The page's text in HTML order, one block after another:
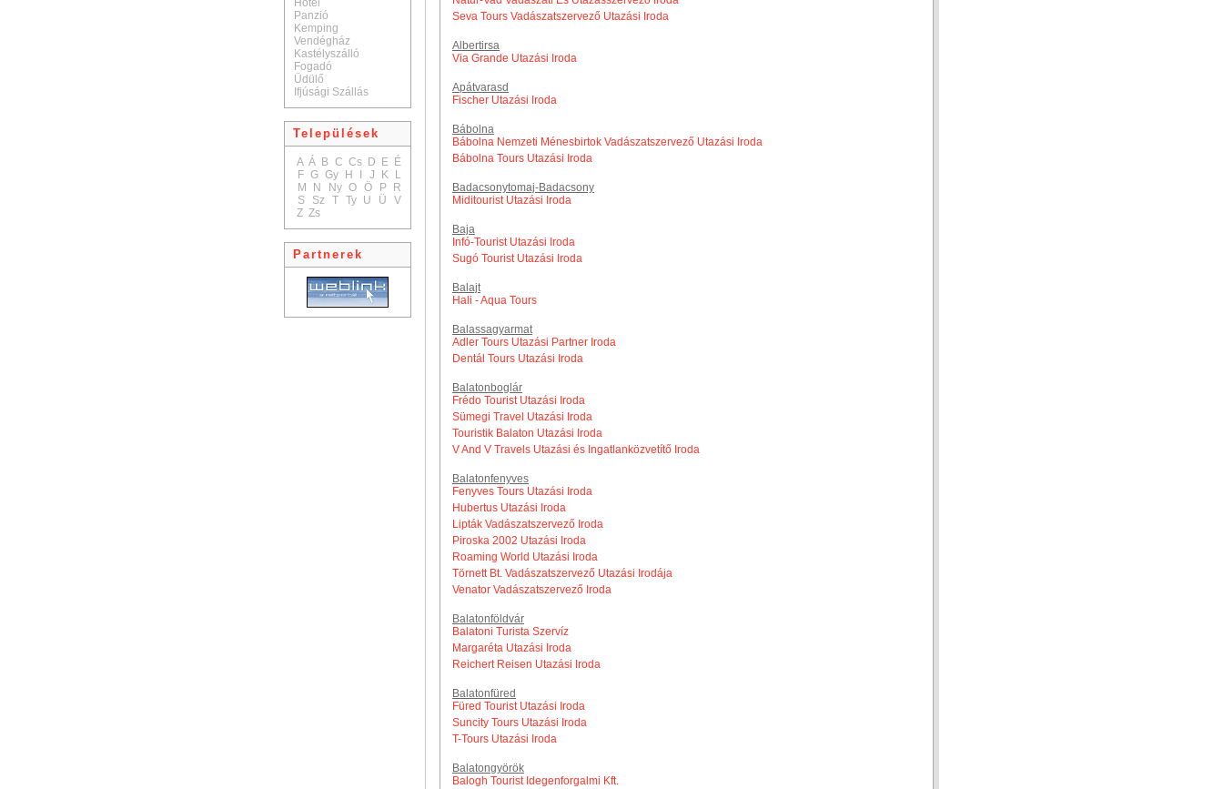
Hotel
Panzió
Kemping
Vendégház
Kastélyszálló
Fogadó
Üdülő
Ifjúsági Szállás
Települések
A Á B C Cs D E É
F G Gy H J K
L
M
N Ny O Ö P
R
S
Sz T Ty U Ü
V
Z Zs
Partnerek
Seva Tours Vadászatszervező Utazási Iroda
Albertirsa
Via Grande Utazási Iroda
Apátvarasd
Fischer Utazási Iroda
Bábolna
Bábolna Nemzeti Ménesbirtok Vadászatszervező Utazási Iroda
Bábolna Tours Utazási Iroda
Badacsonytomaj-Badacsony
Miditourist Utazási Iroda
Baja
Infó-Tourist Utazási Iroda
Sugó Tourist Utazási Iroda
Balajt
Hali - Aqua Tours
Balassagyarmat
Adler Tours Utazási Partner Iroda
Dentál Tours Utazási Iroda
Balatonboglár
Frédo Tourist Utazási Iroda
Sümegi Travel Utazási Iroda
Touristik Balaton Utazási Iroda
V And V Travels Utazási és Ingatlanközvetítő Iroda
Balatonfenyves
Fenyves Tours Utazási Iroda
Hubertus Utazási Iroda
Lipták Vadászatszervező Iroda
Piroska 2002 Utazási Iroda
Roaming World Utazási Iroda
Törnett Bt. Vadászatszervező Utazási Irodája
Venator Vadászatszervező Iroda
Balatonföldvár
Balatoni Turista Szervíz
Margaréta Utazási Iroda
Reichert Reisen Utazási Iroda
Balatonfüred
Füred Tourist Utazási Iroda
Suncity Tours Utazási Iroda
T-Tours Utazási Iroda
Balatongyörök
Balogh Tourist Idegenforgalmi Kft.